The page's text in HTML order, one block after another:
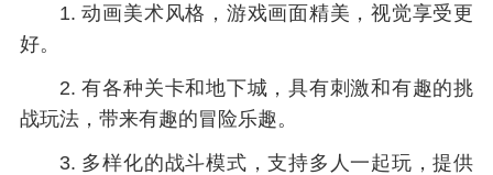
1. 动画美术风格，游戏画面精美，视觉享受更
好。
2. 有各种关卡和地下城，具有刺激和有趣的挑
战玩法，带来有趣的冒险乐趣。
3. 多样化的战斗模式，支持多人一起玩，提供